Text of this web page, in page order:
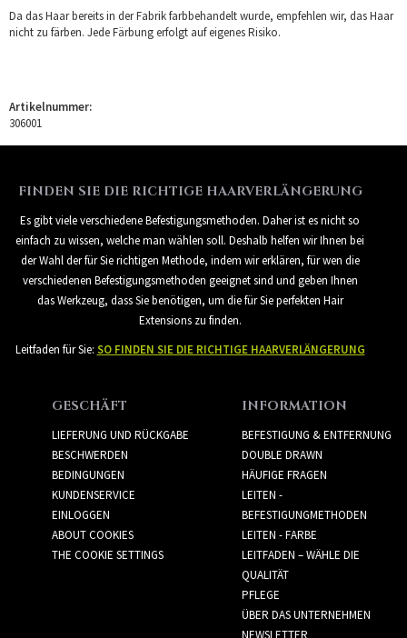
Da das Haar bereits in der Fabrik farbbehandelt wurde, empfehlen wir, das Haar
nicht zu färben. Jede Färbung erfolgt auf eigenes Risiko.
Artikelnummer:
306001
FINDEN SIE DIE RICHTIGE HAARVERLÄNGERUNG
Es gibt viele verschiedene Befestigungsmethoden. Daher ist es nicht so
einfach zu wissen, welche man wählen soll. Deshalb helfen wir Ihnen bei
der Wahl der für Sie richtigen Methode, indem wir erklären, für wen die
verschiedenen Befestigungsmethoden geeignet sind und geben Ihnen
das Werkzeug, dass Sie benötigen, um die für Sie perfekten Hair
Extensions zu finden.
Leitfaden für Sie: SO FINDEN SIE DIE RICHTIGE HAARVERLÄNGERUNG
GESCHÄFT
LIEFERUNG UND RÜCKGABE
BESCHWERDEN
BEDINGUNGEN
KUNDENSERVICE
EINLOGGEN
ABOUT COOKIES
THE COOKIE SETTINGS
INFORMATION
BEFESTIGUNG & ENTFERNUNG
DOUBLE DRAWN
HÄUFIGE FRAGEN
LEITEN -
BEFESTIGUNGMETHODEN
LEITEN - FARBE
LEITFADEN – WÄHLE DIE
QUALITÄT
PFLEGE
ÜBER DAS UNTERNEHMEN
NEWSLETTER